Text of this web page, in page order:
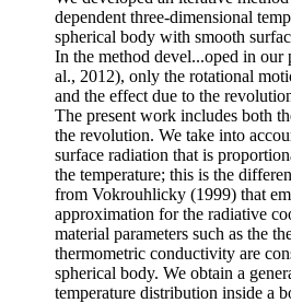
dependent three-dimensional
spherical body with smooth
In the method devel...oped in our
al., 2012), only the rotational
and the effect due to the
The present work includes both
the revolution. We take into
surface radiation that is
the temperature; this is the
from Vokrouhlicky (1999) that
approximation for the radiative
material parameters such as the
thermometric conductivity are
spherical body. We obtain a
temperature distribution inside a